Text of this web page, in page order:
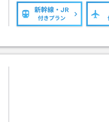
新幹線・JR
付きプラン